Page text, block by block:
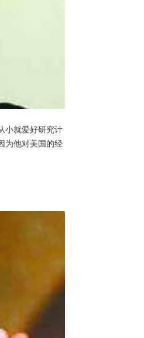
小就爱好研究计
为他对美国的经